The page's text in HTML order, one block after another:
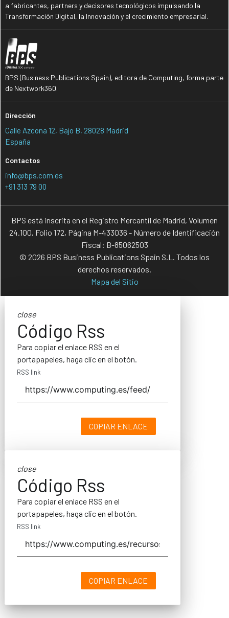
a fabricantes, partners y decisores tecnológicos impulsando la
Transformación Digital, la Innovación y el crecimiento empresarial.
BPS (Business Publications Spain), editora de Computing, forma parte
de Nextwork360.
Dirección
Calle Azcona 12, Bajo B, 28028 Madrid
España
Contactos
info@bps.com.es
+91 313 79 00
BPS está inscrita en el Registro Mercantil de Madrid, Volumen
24.100, Folio 172, Página M-433036 - Número de Identificación
Fiscal: B-85062503
© 2026 BPS Business Publications Spain S.L. Todos los
derechos reservados.
Mapa del Sitio
close
Código Rss
Para copiar el enlace RSS en el
portapapeles, haga clic en el botón.
RSS link
COPIAR ENLACE
close
Código Rss
Para copiar el enlace RSS en el
portapapeles, haga clic en el botón.
RSS link
COPIAR ENLACE